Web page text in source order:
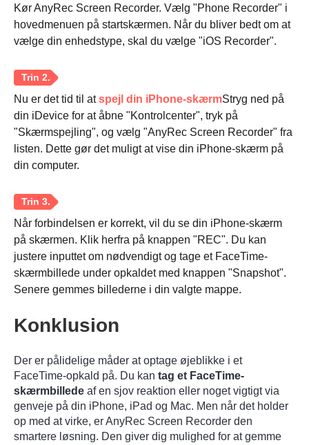
Trin 2.
Trin 3.
Trin 4.
Kør AnyRec Screen Recorder. Vælg "Phone Recorder" i
hovedmenuen på startskærmen. Når du bliver bedt om at
vælge din enhedstype, skal du vælge "iOS Recorder".
Nu er det tid til atspejl din iPhone-skærmStryg ned på
din iDevice for at åbne "Kontrolcenter", tryk på
"Skærmspejling", og vælg "AnyRec Screen Recorder" fra
listen. Dette gør det muligt at vise din iPhone-skærm på
din computer.
Når forbindelsen er korrekt, vil du se din iPhone-skærm
på skærmen. Klik herfra på knappen "REC". Du kan
justere inputtet om nødvendigt og tage et FaceTime-
skærmbillede under opkaldet med knappen "Snapshot".
Senere gemmes billederne i din valgte mappe.
Konklusion
Der er pålidelige måder at optage øjeblikke i et
FaceTime-opkald på. Du kan tag et FaceTime-
skærmbillede af en sjov reaktion eller noget vigtigt via
genveje på din iPhone, iPad og Mac. Men når det holder
op med at virke, er AnyRec Screen Recorder den
smartere løsning. Den giver dig mulighed for at gemme